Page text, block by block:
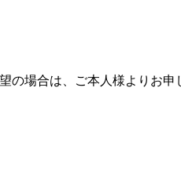
の場合は、ご本人様よりお申